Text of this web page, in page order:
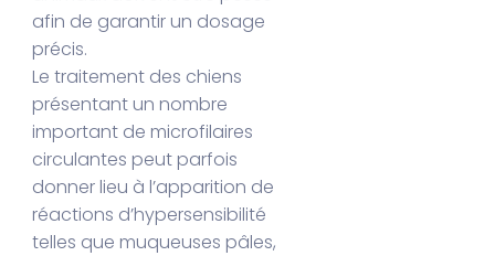
afin de garantir un dosage
précis.
Le traitement des chiens
présentant un nombre
important de microfilaires
circulantes peut parfois
donner lieu à l’apparition de
réactions d’hypersensibilité
telles que muqueuses pâles,